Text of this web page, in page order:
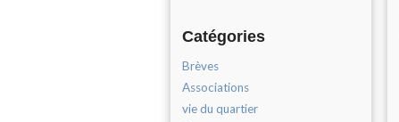
Catégories
Brèves
Associations
vie du quartier